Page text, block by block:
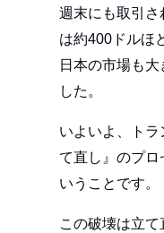
週末にも取引さ
は約400ドルほ
日本の市場も
した。
いよいよ、ト
て直し』のプロ
いうことです。
この破壊は立